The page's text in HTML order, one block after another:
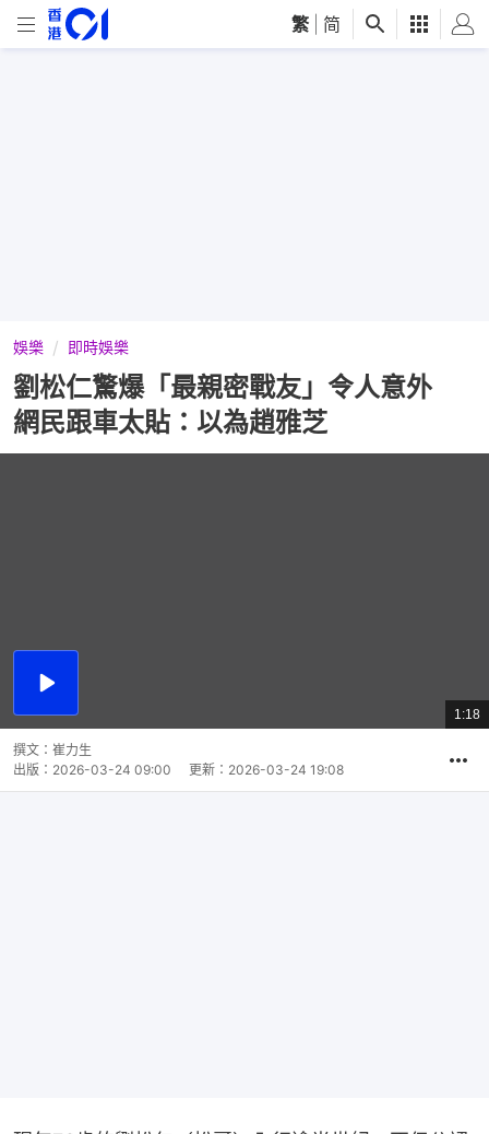
繁 简
娛樂 即時娛樂
劉松仁驚爆「最親密戰友」令人意外
網民跟車太貼：以為趙雅芝
播
總
共
1:18
撰文： 崔力生
出版： 2026-03-24 09:00 更新： 2026-03-24 19:08